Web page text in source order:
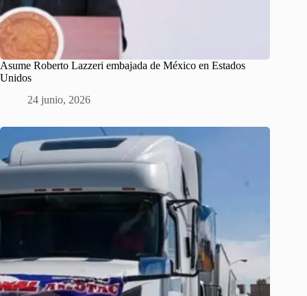
Asume Roberto Lazzeri embajada de México en Estados
Unidos
24 junio, 2026